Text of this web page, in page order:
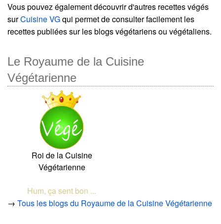
Vous pouvez également découvrir d'autres recettes végés
surCuisine VGqui permet de consulter facilement les
recettes publiées sur les blogs végétariens ou végétaliens.
Le Royaume de la Cuisine
Végétarienne
Roi de la Cuisine
Végétarienne
Hum, ça sent bon ...
→ Tous les blogs du Royaume de la Cuisine Végétarienne